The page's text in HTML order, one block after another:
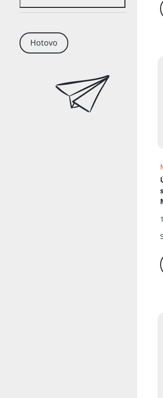
Hotovo